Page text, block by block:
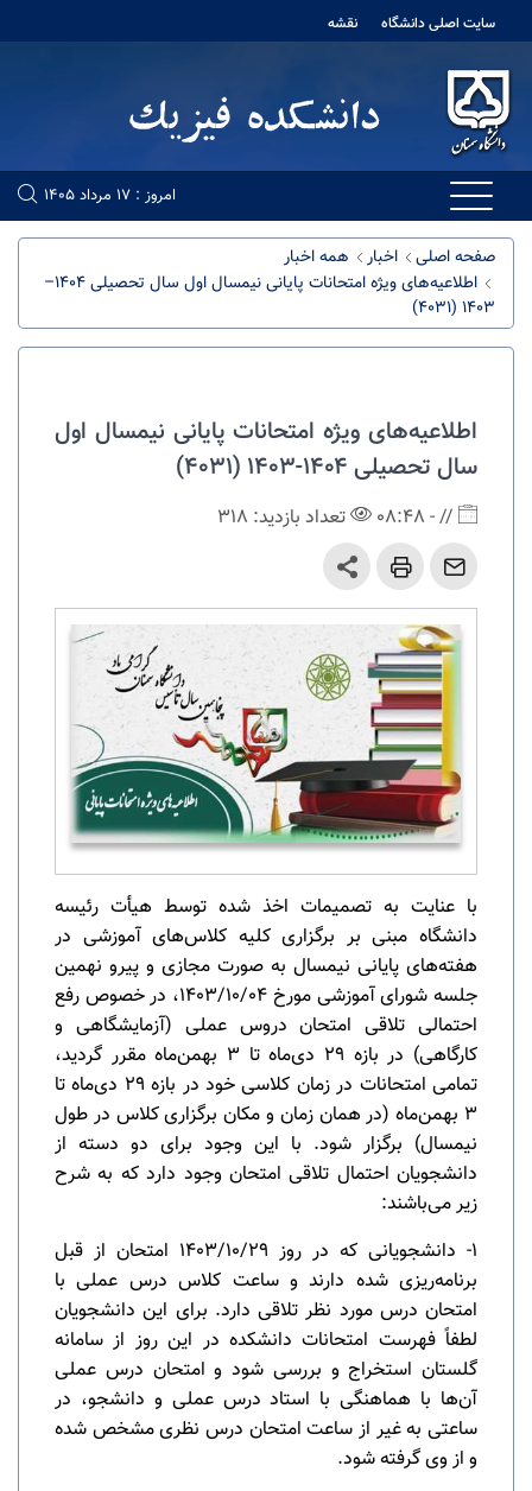
سایت اصلی دانشگاه نقشه
امروز : 17 مرداد 1405
صفحه اصلی اخبار
همه اخبار
اطلاعیه‌های ویژه امتحانات پایانی نیمسال اول سال تحصیلی ۱۴۰۴–
۱۴۰۳ (۴۰۳۱)
اطلاعیه‌های ویژه امتحانات پایانی نیمسال اول
سال تحصیلی ۱۴۰۴-۱۴۰۳ (۴۰۳۱)
// - 08:48 تعداد بازدید: 318
با عنایت به تصمیمات اخذ شده توسط هیأت رئیسه
دانشگاه مبنی بر برگزاری کلیه کلاس‌های آموزشی در
هفته‌های پایانی نیمسال به صورت مجازی و پیرو نهمین
جلسه شورای آموزشی مورخ 1403/10/04، در خصوص رفع
احتمالی تلاقی امتحان دروس عملی (آزمایشگاهی و
کارگاهی) در بازه 29 دی‌ماه تا 3 بهمن‌ماه مقرر گردید،
تمامی امتحانات در زمان کلاسی خود در بازه ۲۹ دی‌ماه تا
۳ بهمن‌ماه (در همان زمان و مکان برگزاری کلاس در طول
نیمسال) برگزار شود. با این وجود برای دو دسته از
دانشجویان احتمال تلاقی امتحان وجود دارد که به شرح
زیر می‌باشند:
۱- دانشجویانی که در روز ۱۴۰۳/۱۰/۲۹ امتحان از قبل
برنامه‌ریزی شده دارند و ساعت کلاس درس عملی با
امتحان درس مورد نظر تلاقی دارد. برای این دانشجویان
لطفاً فهرست امتحانات دانشکده در این روز از سامانه
گلستان استخراج و بررسی شود و امتحان درس عملی
آن‌ها با هماهنگی با استاد درس عملی و دانشجو، در
ساعتی به غیر از ساعت امتحان درس نظری مشخص شده
و از وی گرفته شود.